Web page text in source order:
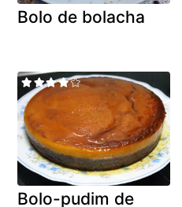
Bolo de bolacha
Bolo-pudim de